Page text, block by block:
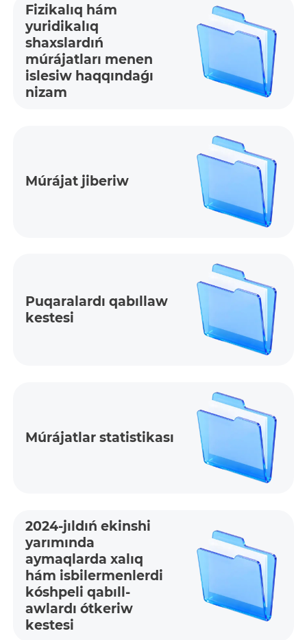
Fizikalıq hám
yuridikalıq
shaxslardıń
múrájatları menen
islesiw haqqındaǵı
nizam
Múrájat jiberiw
Puqaralardı qabıllaw
kestesi
Múrájatlar statistikası
2024-jıldıń ekinshi
yarımında
aymaqlarda xalıq
hám isbile­rmenle­rdi
kóshpeli qabıll­
awlard­ı ótkeriw
kestesi